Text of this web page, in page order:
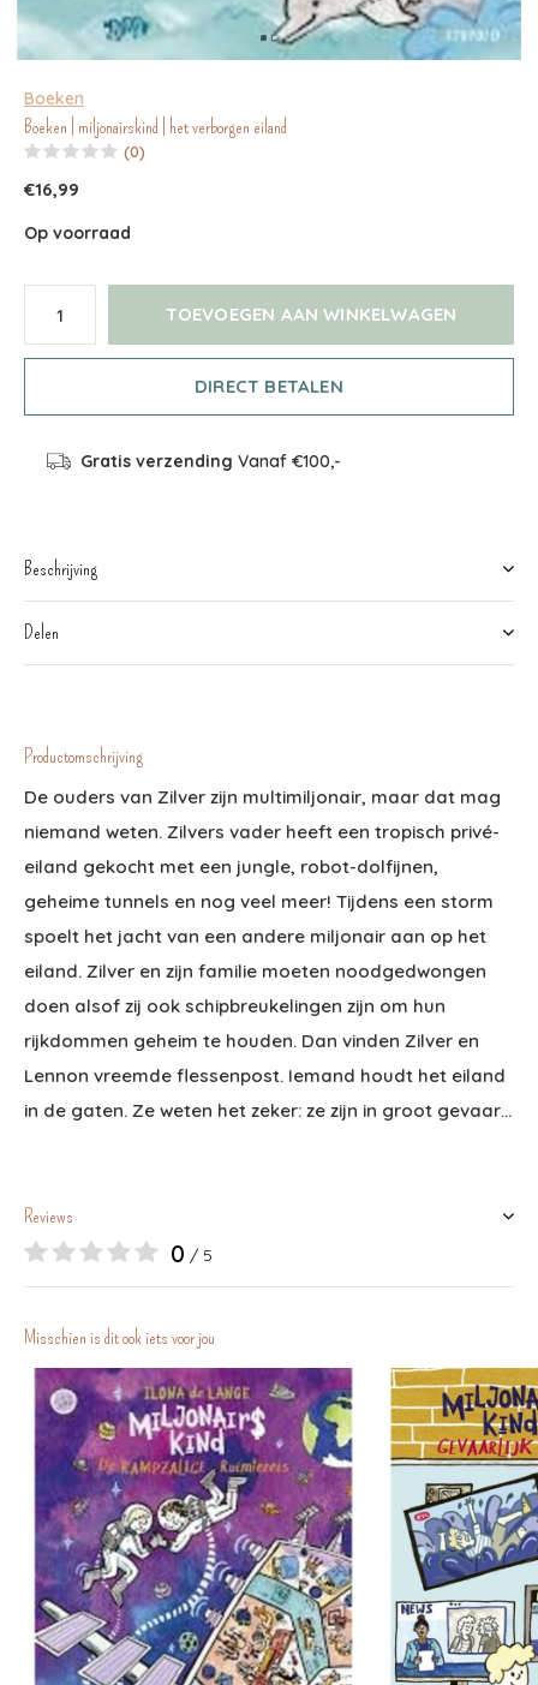
Boeken
Boeken | miljonairskind | het verborgen eiland
(0)
€16,99
Op voorraad
TOEVOEGEN AAN WINKELWAGEN
DIRECT BETALEN
Gratis verzending Vanaf €100,-
Beschrijving
Delen
Productomschrijving
De ouders van Zilver zijn multimiljonair, maar dat mag
niemand weten. Zilvers vader heeft een tropisch privé-
eiland gekocht met een jungle, robot-dolfijnen,
geheime tunnels en nog veel meer! Tijdens een storm
spoelt het jacht van een andere miljonair aan op het
eiland. Zilver en zijn familie moeten noodgedwongen
doen alsof zij ook schipbreukelingen zijn om hun
rijkdommen geheim te houden. Dan vinden Zilver en
Lennon vreemde flessenpost. Iemand houdt het eiland
in de gaten. Ze weten het zeker: ze zijn in groot gevaar…
Reviews
0 / 5
Misschien is dit ook iets voor jou